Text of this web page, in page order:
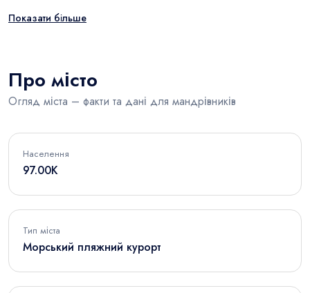
кухнею, морепродуктами, мезе та стравами егейської
Показати більше
Про місто
Огляд міста – факти та дані для мандрівників
Населення
97.00K
Тип міста
Морський пляжний курорт